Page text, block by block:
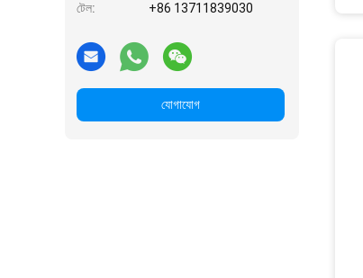
টেল: +86 13711839030
যোগাযোগ